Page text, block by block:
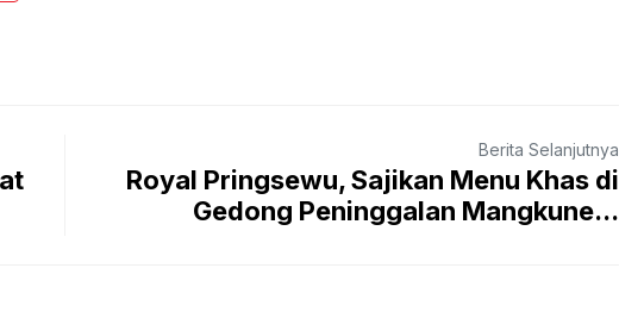
Berita Selanjutnya
Royal Pringsewu, Sajikan Menu Khas di
Gedong Peninggalan Mangkune...